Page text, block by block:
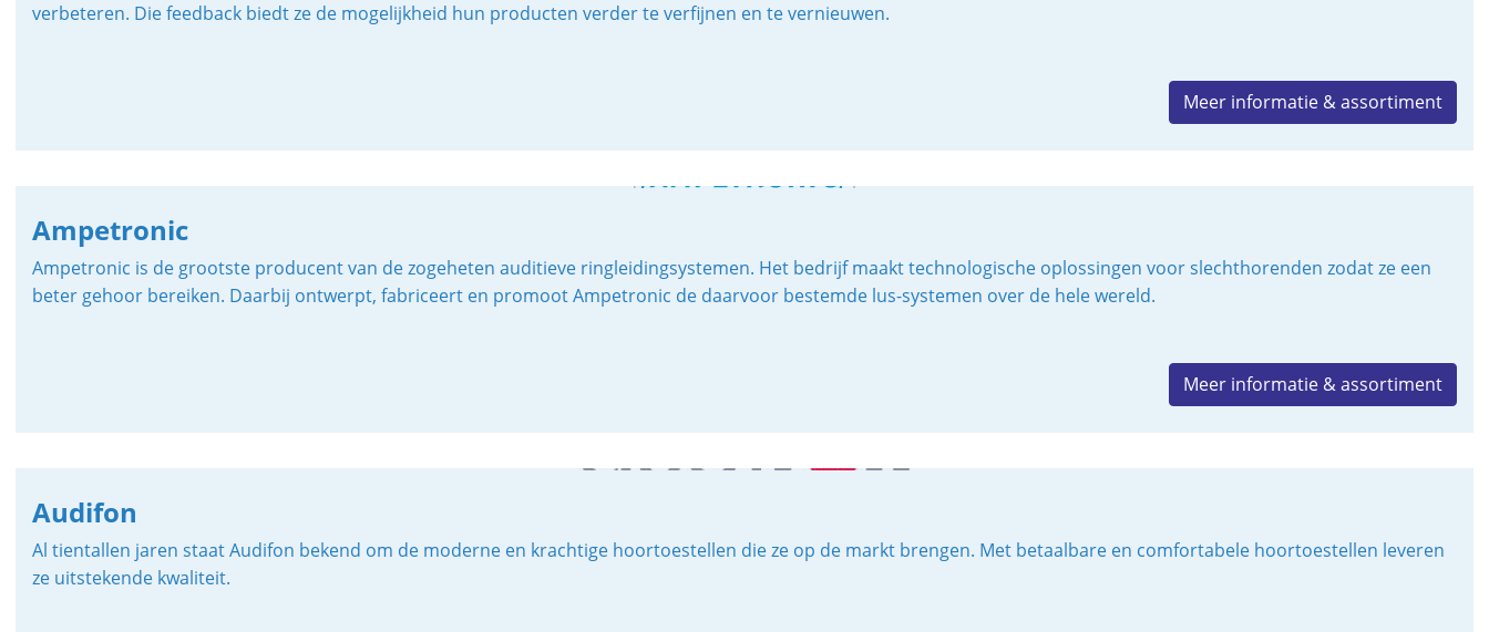
verbeteren. Die feedback biedt ze de mogelijkheid hun producten verder te verfijnen en te vernieuwen.
Meer informatie & assortiment
Ampetronic
Ampetronic is de grootste producent van de zogeheten auditieve ringleidingsystemen. Het bedrijf maakt technologische oplossingen voor slechthorenden zodat ze een
beter gehoor bereiken. Daarbij ontwerpt, fabriceert en promoot Ampetronic de daarvoor bestemde lus-systemen over de hele wereld.
Meer informatie & assortiment
Audifon
Al tientallen jaren staat Audifon bekend om de moderne en krachtige hoortoestellen die ze op de markt brengen. Met betaalbare en comfortabele hoortoestellen leveren
ze uitstekende kwaliteit.